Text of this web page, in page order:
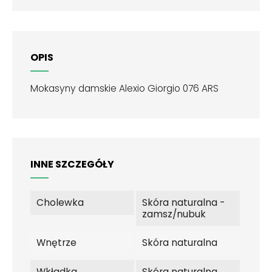
OPIS
Mokasyny damskie Alexio Giorgio 076 ARS
INNE SZCZEGÓŁY
Cholewka
Skóra naturalna -
zamsz/nubuk
Wnętrze Skóra naturalna